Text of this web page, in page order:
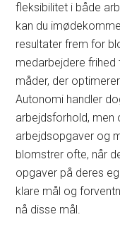
fleksibilitet i både
kan du
resultater frem for
medarbejdere
måder, der
Autonomi handler
arbejdsforhold,
arbejdsopgaver og
blomstrer ofte, når
opgaver på deres
klare mål og
nå disse mål.